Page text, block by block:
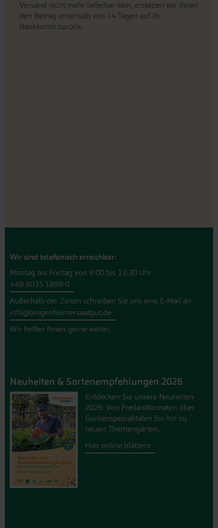
Versand nicht mehr lieferbar sein, erstatten wir Ihnen
den Betrag innerhalb von 14 Tagen auf Ihr
Bankkonto zurück.
Wir sind telefonisch erreichbar:
Montag bis Freitag von 9:00 bis 13:30 Uhr
+49 6035 1899-0
Außerhalb der Zeiten schreiben Sie uns eine E-Mail an
info@bingenheimersaatgut.de
Wir helfen Ihnen gerne weiter.
Neuheiten & Sortenempfehlungen 2026
Entdecken Sie unsere Neuheiten
2026: Von Freilandtomaten über
Gurkenspezialitäten bis hin zu
neuen Themengärten.
Hier online blättern